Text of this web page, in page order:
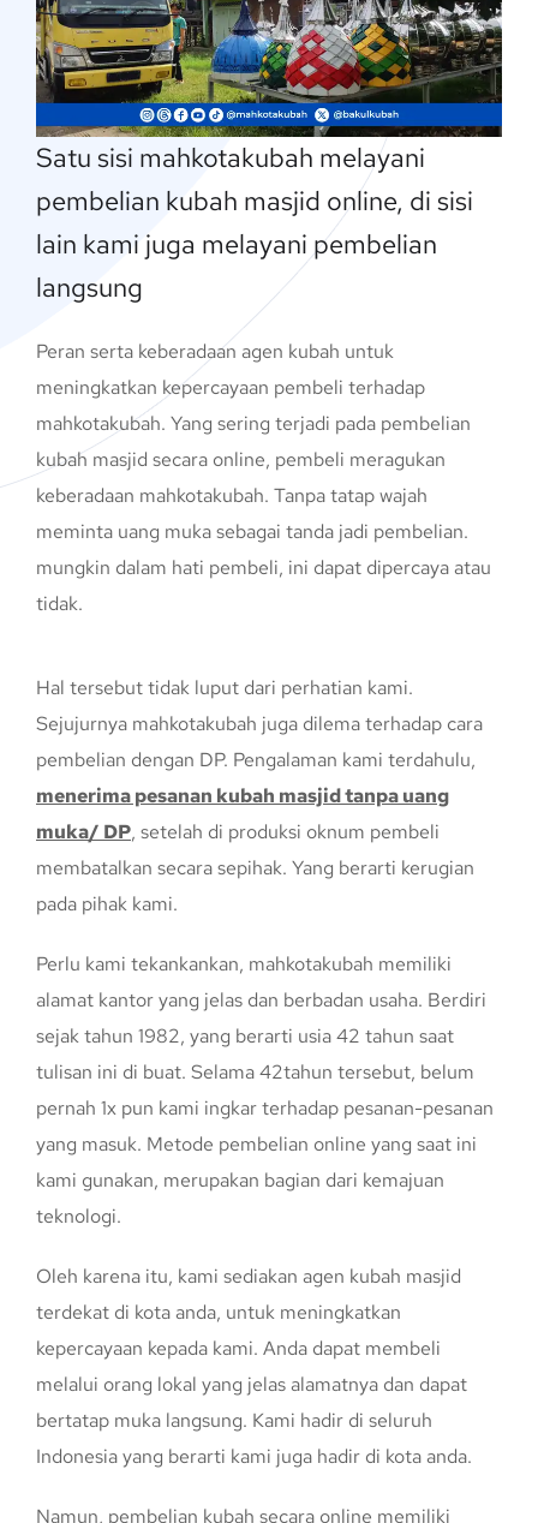
Satu sisi mahkotakubah melayani
pembelian kubah masjid online, di sisi
lain kami juga melayani pembelian
langsung
Peran serta keberadaan agen kubah untuk
meningkatkan kepercayaan pembeli terhadap
mahkotakubah. Yang sering terjadi pada pembelian
kubah masjid secara online, pembeli meragukan
keberadaan mahkotakubah. Tanpa tatap wajah
meminta uang muka sebagai tanda jadi pembelian.
mungkin dalam hati pembeli, ini dapat dipercaya atau
tidak.
Hal tersebut tidak luput dari perhatian kami.
Sejujurnya mahkotakubah juga dilema terhadap cara
pembelian dengan DP. Pengalaman kami terdahulu,
menerima pesanan kubah masjid tanpa uang
muka/ DP, setelah di produksi oknum pembeli
membatalkan secara sepihak. Yang berarti kerugian
pada pihak kami.
Perlu kami tekankankan, mahkotakubah memiliki
alamat kantor yang jelas dan berbadan usaha. Berdiri
sejak tahun 1982, yang berarti usia 42 tahun saat
tulisan ini di buat. Selama 42tahun tersebut, belum
pernah 1x pun kami ingkar terhadap pesanan-pesanan
yang masuk. Metode pembelian online yang saat ini
kami gunakan, merupakan bagian dari kemajuan
teknologi.
Oleh karena itu, kami sediakan agen kubah masjid
terdekat di kota anda, untuk meningkatkan
kepercayaan kepada kami. Anda dapat membeli
melalui orang lokal yang jelas alamatnya dan dapat
bertatap muka langsung. Kami hadir di seluruh
Indonesia yang berarti kami juga hadir di kota anda.
Namun, pembelian kubah secara online memiliki